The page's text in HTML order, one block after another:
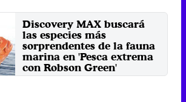
Discovery MAX buscará
las especies más
sorprendentes de la fauna
marina en 'Pesca extrema
con Robson Green'